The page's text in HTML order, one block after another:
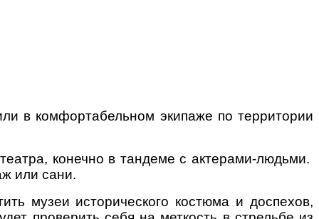
в комфортабельном экипаже по территории
конечно в тандеме с актерами-людьми.
или сани.
музеи исторического костюма и доспехов,